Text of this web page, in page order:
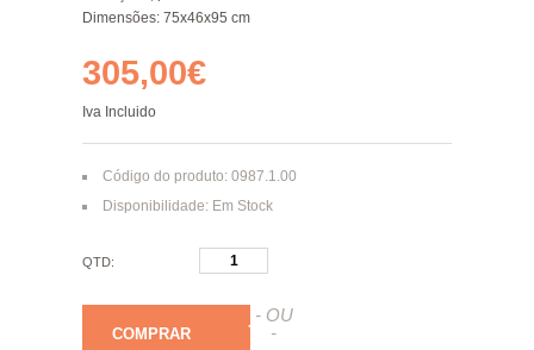
Dimensões: 75x46x95 cm
305,00€
Iva Incluido
Código do produto: 0987.1.00
Disponibilidade: Em Stock
QTD:
COMPRAR
- OU
-